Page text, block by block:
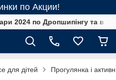
по Акции!
2024 по Дропшипінгу та в
для дітей Прогулянка і